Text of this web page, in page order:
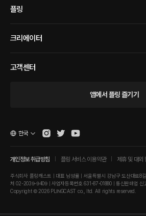
플링
크리에이터
고객센터
앱에서 플링 즐기기
개인정보 취급방침 플링 서비스 이용약관 제휴 및 대외
주식회사 플링캐스트 | 대표 남성률 | 서울특별시 강남구 도산대로8
처 02-2039-9409 | 사업자등록번호 631-87-01880 | 통신판매업 신
Copyright © 2026 PLINGCAST co., ltd. All rights reserved.
한국